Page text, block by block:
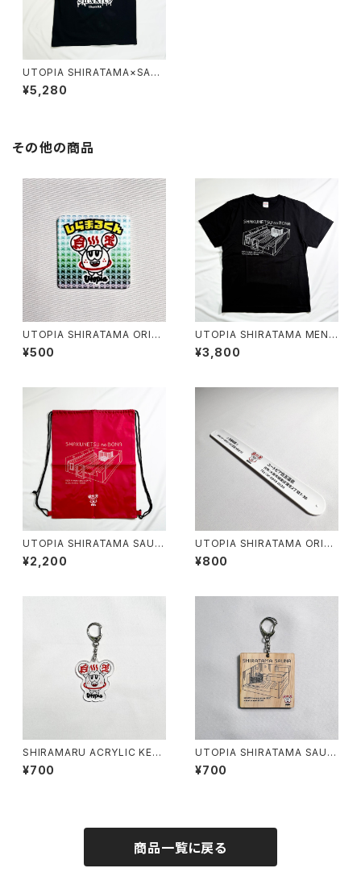
UTOPIA SHIRATAMA×SAU
NA JUNKIES T-SHIRT
¥5,280
その他の商品
UTOPIA SHIRATAMA ORIGI
NAL PHONE CLEANER
¥500
UTOPIA SHIRATAMA MEN
SAUNA T-SHIRT
¥3,800
UTOPIA SHIRATAMA SAUN
A BACKPACK
¥2,200
UTOPIA SHIRATAMA ORIGI
NAL DRINK BAND
¥800
SHIRAMARU ACRYLIC KEY
HOLDER
¥700
UTOPIA SHIRATAMA SAUN
A WOODEN KEY HOLDER
¥700
商品一覧に戻る